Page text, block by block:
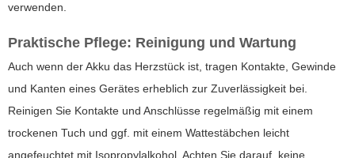
verwenden.
Praktische Pflege: Reinigung und Wartung
Auch wenn der Akku das Herzstück ist, tragen Kontakte, Gewinde
und Kanten eines Gerätes erheblich zur Zuverlässigkeit bei.
Reinigen Sie Kontakte und Anschlüsse regelmäßig mit einem
trockenen Tuch und ggf. mit einem Wattestäbchen leicht
angefeuchtet mit Isopropylalkohol. Achten Sie darauf, keine